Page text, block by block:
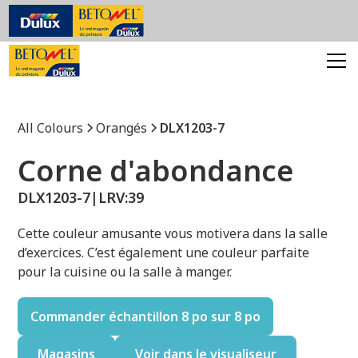
All Colours Orangés DLX1203-7
Corne d'abondance
DLX1203-7| LRV:39
Cette couleur amusante vous motivera dans la salle
d’exercices. C’est également une couleur parfaite
pour la cuisine ou la salle à manger.
Commander échantillon 8 po sur 8 po
Magasins Voir dans le visualiseur